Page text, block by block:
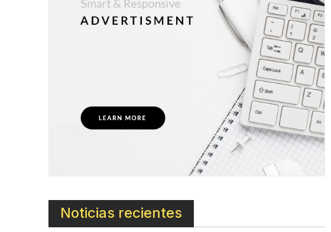
Noticias recientes